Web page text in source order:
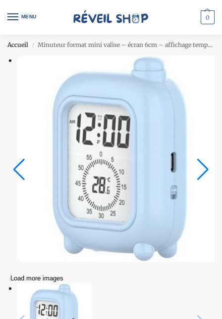
MENU 0
Accueil / Minuteur format mini valise – écran 6cm – affichage température – rechargeable USB – bleu
Load more images